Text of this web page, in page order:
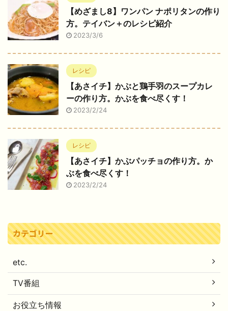
【めざまし8】ワンパン ナポリタンの作り
方。テイバン＋のレシピ紹介
2023/3/6
レシピ
【あさイチ】かぶと鶏手羽のスープカレ
ーの作り方。かぶを食べ尽くす！
2023/2/24
レシピ
【あさイチ】かぶパッチョの作り方。か
ぶを食べ尽くす！
2023/2/24
カテゴリー
etc.
TV番組
お役立ち情報